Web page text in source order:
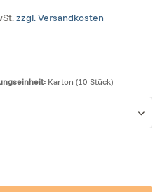
zzgl. Versandkosten
Karton (10 Stück)